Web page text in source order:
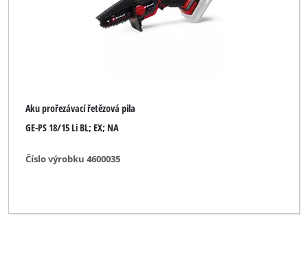
Aku prořezávací řetězová pila
GE-PS 18/15 Li BL; EX; NA
Číslo výrobku 4600035